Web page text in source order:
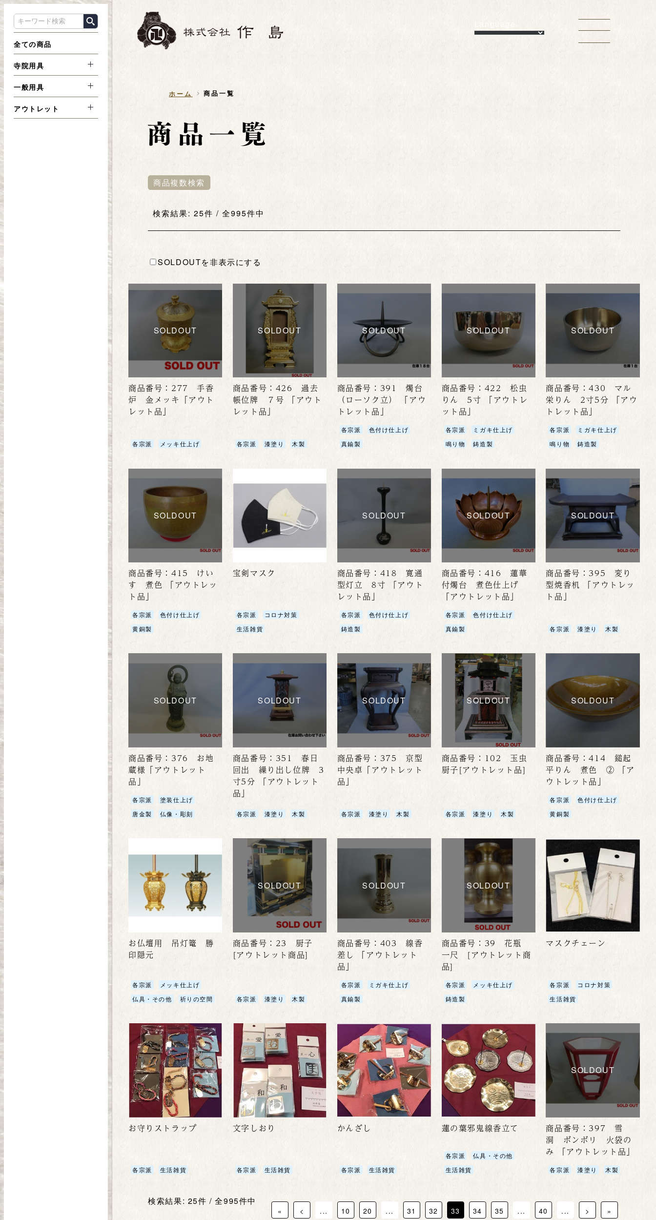
全ての商品
寺院用具
一般用具
アウトレット
Language
ホーム 商品一覧
商品複数検索
検索結果: 25件 / 全995件中
SOLDOUTを非表示にする
SOLDOUT
商品番号：277 手香
炉 金メッキ「アウト
レット品」
各宗派 メッキ仕上げ
SOLDOUT
商品番号：426 過去
帳位牌 ７号 「アウト
レット品」
各宗派 漆塗り 木製
SOLDOUT
商品番号：391 燭台
（ローソク立） 「アウ
トレット品」
各宗派
色付け仕上げ
真鍮製
SOLDOUT
商品番号：422 松虫
りん 5寸 「アウトレ
ット品」
各宗派
ミガキ仕上げ
鳴り物
鋳造製
SOLDOUT
商品番号：430 マル
栄りん 2寸5分 「アウ
トレット品」
各宗派
ミガキ仕上げ
鳴り物
鋳造製
SOLDOUT
商品番号：415 けい
す 煮色 「アウトレッ
ト品」
各宗派
色付け仕上げ
黄銅製
宝剣マスク
各宗派
コロナ対策
生活雑貨
SOLDOUT
商品番号：418 寛通
型灯立 8寸 「アウト
レット品」
各宗派
色付け仕上げ
鋳造製
SOLDOUT
商品番号：416 蓮華
付燭台 煮色仕上げ
「アウトレット品」
各宗派
色付け仕上げ
真鍮製
SOLDOUT
商品番号：395 変り
型焼香机 「アウトレッ
ト品」
各宗派 漆塗り 木製
SOLDOUT
商品番号：376 お地
蔵様「アウトレット
品」
各宗派
塗装仕上げ
唐金製
仏像・彫刻
SOLDOUT
商品番号：351 春日
回出 繰り出し位牌 3
寸5分 「アウトレット
品」
各宗派 漆塗り 木製
SOLDOUT
商品番号：375 京型
中央卓「アウトレット
品」
各宗派 漆塗り 木製
SOLDOUT
商品番号：102 玉虫
厨子[アウトレット品]
各宗派 漆塗り 木製
SOLDOUT
商品番号：414 鎚起
平りん 煮色 ② 「ア
ウトレット品」
各宗派
色付け仕上げ
黄銅製
お仏壇用 吊灯篭 勝
印隠元
各宗派
メッキ仕上げ
仏具・その他
祈りの空間
SOLDOUT
商品番号：23 厨子
[アウトレット商品]
各宗派 漆塗り 木製
SOLDOUT
商品番号：403 線香
差し 「アウトレット
品」
各宗派
ミガキ仕上げ
真鍮製
SOLDOUT
商品番号：39 花瓶
一尺 [アウトレット商
品]
各宗派
メッキ仕上げ
鋳造製
マスクチェーン
各宗派
コロナ対策
生活雑貨
お守りストラップ
各宗派 生活雑貨
文字しおり
各宗派 生活雑貨
かんざし
各宗派 生活雑貨
蓮の葉邪鬼線香立て
各宗派
仏具・その他
生活雑貨
SOLDOUT
商品番号：397 雪
洞 ボンボリ 火袋の
み 「アウトレット品」
各宗派 漆塗り 木製
検索結果: 25件 / 全995件中
« < ... 10 20 ... 31 32 33 34 35 ... 40 ... > »